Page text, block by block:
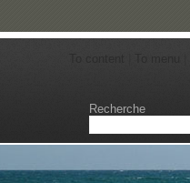
Recherche